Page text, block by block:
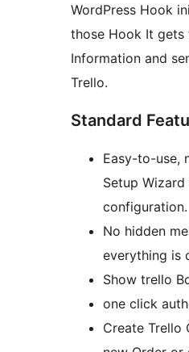
WordPress Hook
those Hook It gets
Information and
Trello.
Standard
Easy-to-use,
Setup
configuration.
No hidden
everything is
Show trello
one click
Create Trello